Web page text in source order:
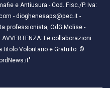
e Antiusura - Cod. Fisc./P. Iva:
- dioghenesaps@pec.it -
professionista, OdG Molise -
Le collaborazioni
Volontario e Gratuito. ©